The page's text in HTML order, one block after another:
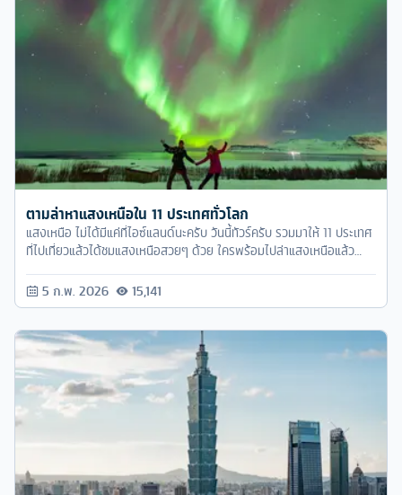
ตามล่าหาแสงเหนือใน 11 ประเทศทั่วโลก
แสงเหนือ ไม่ได้มีแค่ที่ไอซ์แลนด์นะครับ วันนี้ทัวร์ครับ รวมมาให้ 11 ประเทศ
ที่ไปเที่ยวแล้วได้ชมแสงเหนือสวยๆ ด้วย ใครพร้อมไปล่าแสงเหนือแล้ว
5 ก.พ. 2026 15,141